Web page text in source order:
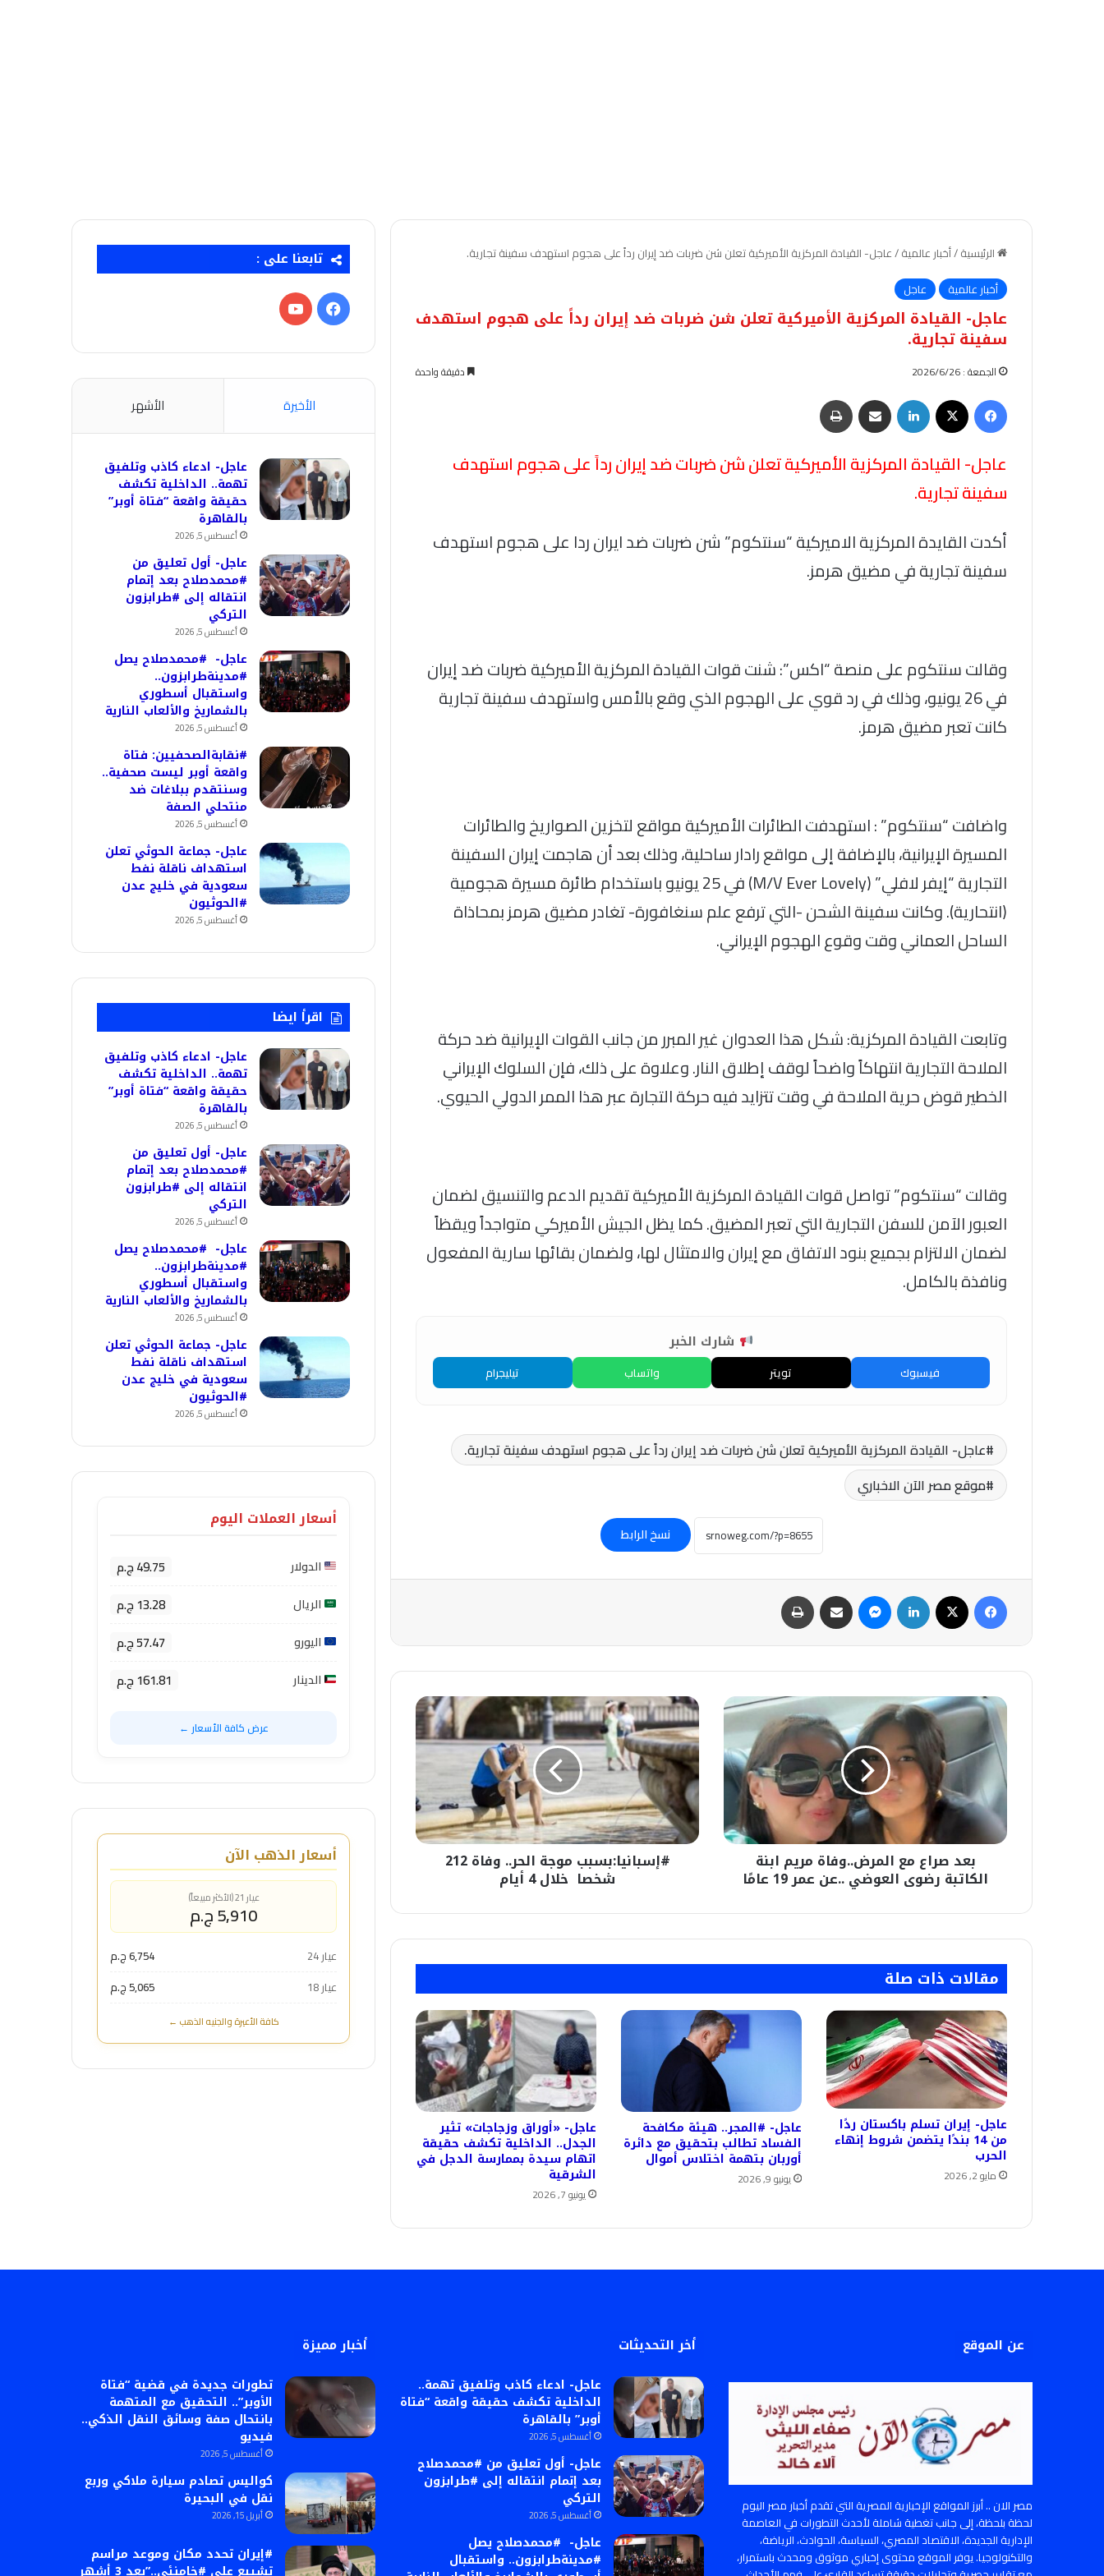
الرئيسية/أخبار عالمية/عاجل- القيادة المركزية الأميركية تعلن شن ضربات ضد إيران رداً على هجوم استهدف سفينة تجارية.
أخبار عالمية
عاجل
عاجل- القيادة المركزية الأميركية تعلن شن ضربات ضد إيران رداً على هجوم استهدف
سفينة تجارية.
الجمعة : 2026/6/26 دقيقة واحدة
فيسبوك لينكدإن مشاركة عبر البريد
عاجل- القيادة المركزية الأميركية تعلن شن ضربات ضد إيران رداً على هجوم استهدف
سفينة تجارية.
أكدت القايدة المركزية الاميركية “سنتكوم” شن ضربات ضد ايران ردا على هجوم استهدف
سفينة تجارية في مضيق هرمز.
وقالت سنتكوم على منصة “اكس”: شنت قوات القيادة المركزية الأميركية ضربات ضد إيران
في 26 يونيو، وذلك في رد قوي على الهجوم الذي وقع بالأمس واستهدف سفينة تجارية
كانت تعبر مضيق هرمز.
واضافت “سنتكوم” : استهدفت الطائرات الأميركية مواقع لتخزين الصواريخ والطائرات
المسيرة الإيرانية، بالإضافة إلى مواقع رادار ساحلية، وذلك بعد أن هاجمت إيران السفينة
التجارية “إيفر لافلي” (M/V Ever Lovely) في 25 يونيو باستخدام طائرة مسيرة هجومية
(انتحارية). وكانت سفينة الشحن -التي ترفع علم سنغافورة- تغادر مضيق هرمز بمحاذاة
الساحل العماني وقت وقوع الهجوم الإيراني.
وتابعت القيادة المركزية: شكل هذا العدوان غير المبرر من جانب القوات الإيرانية ضد حركة
الملاحة التجارية انتهاكاً واضحاً لوقف إطلاق النار. وعلاوة على ذلك، فإن السلوك الإيراني
الخطير قوض حرية الملاحة في وقت تتزايد فيه حركة التجارة عبر هذا الممر الدولي الحيوي.
وقالت “سنتكوم” تواصل قوات القيادة المركزية الأميركية تقديم الدعم والتنسيق لضمان
العبور الآمن للسفن التجارية التي تعبر المضيق. كما يظل الجيش الأميركي متواجداً ويقظاً
لضمان الالتزام بجميع بنود الاتفاق مع إيران والامتثال لها، ولضمان بقائها سارية المفعول
ونافذة بالكامل.
شارك الخبر
فيسبوك تويتر واتساب تيليجرام
عاجل- القيادة المركزية الأميركية تعلن شن ضربات ضد إيران رداً على هجوم استهدف سفينة تجارية.
موقع مصر الآن الاخباري
نسخ الرابط
فيسبوك لينكدإن ماسنجر مشاركة عبر البريد
بعد
صراع
مع
المرض..وفاة
مريم
ابنة
الكاتبة
رضوى
العوضي
عامًا
بعد صراع مع المرض..وفاة مريم ابنة
الكاتبة رضوى العوضي ..عن عمر 19 عامًا
#إسبانيا:بسبب
موجة
الحر..
وفاة
212
شخصا
خلال
4
أيام
#إسبانيا:بسبب موجة الحر.. وفاة 212
شخصا خلال 4 أيام
مقالات ذات صلة
عاجل- إيران تسلم باكستان ردًا
من 14 بندًا يتضمن شروط إنهاء
الحرب
مايو 2, 2026
عاجل- #المجر.. هيئة مكافحة
الفساد تطالب بتحقيق مع دائرة
أوربان بتهمة اختلاس أموال
يونيو 9, 2026
عاجل- «أوراق وزجاجات» تثير
الجدل.. الداخلية تكشف حقيقة
اتهام سيدة بممارسة الدجل في
الشرقية
يونيو 7, 2026
تابعنا على :
فيسبوك‫YouTube
الأخيرة الأشهر
عاجل- ادعاء كاذب وتلفيق
تهمة.. الداخلية تكشف
حقيقة واقعة “فتاة أوبر”
بالقاهرة
أغسطس 5, 2026
عاجل- أول تعليق من
#محمدصلاح بعد إتمام
انتقاله إلى #طرابزون
التركي
أغسطس 5, 2026
عاجل- #محمدصلاح يصل
#مدينةطرابزون..
واستقبال أسطوري
بالشماريخ والألعاب النارية
أغسطس 5, 2026
#نقابةالصحفيين: فتاة
واقعة أوبر ليست صحفية..
وسنتقدم ببلاغات ضد
منتحلي الصفة
أغسطس 5, 2026
عاجل- جماعة الحوثي تعلن
استهداف ناقلة نفط
سعودية في خليج عدن
#الحوثيون
أغسطس 5, 2026
اقرأ ايضا
عاجل- ادعاء كاذب وتلفيق
تهمة.. الداخلية تكشف
حقيقة واقعة “فتاة أوبر”
بالقاهرة
أغسطس 5, 2026
عاجل- أول تعليق من
#محمدصلاح بعد إتمام
انتقاله إلى #طرابزون
التركي
أغسطس 5, 2026
عاجل- #محمدصلاح يصل
#مدينةطرابزون..
واستقبال أسطوري
بالشماريخ والألعاب النارية
أغسطس 5, 2026
عاجل- جماعة الحوثي تعلن
استهداف ناقلة نفط
سعودية في خليج عدن
#الحوثيون
أغسطس 5, 2026
أسعار العملات اليوم
الدولار 49.75 ج.م
الريال 13.28 ج.م
اليورو 57.47 ج.م
الدينار 161.81 ج.م
عرض كافة الأسعار ←
أسعار الذهب الآن
عيار 21 (الأكثر مبيعاً)
5,910 ج.م
عيار 24
6,754 ج.م
عيار 18
5,065 ج.م
كافة الأعيرة والجنيه الذهب ←
عن الموقع
مصر الان .. أبرز المواقع الإخبارية المصرية التي تقدم أخبار مصر اليوم
لحظة بلحظة، إلى جانب تغطية شاملة لأحدث التطورات في العاصمة
الإدارية الجديدة، الاقتصاد المصري، السياسة، الحوادث، الرياضة،
والتكنولوجيا. يوفر الموقع محتوى إخباري موثوق ومحدث باستمرار،
أخر التحديثات
عاجل- ادعاء كاذب وتلفيق تهمة..
الداخلية تكشف حقيقة واقعة “فتاة
أوبر” بالقاهرة
أغسطس 5, 2026
عاجل- أول تعليق من #محمدصلاح
بعد إتمام انتقاله إلى #طرابزون
التركي
أغسطس 5, 2026
عاجل- #محمدصلاح يصل
#مدينةطرابزون.. واستقبال
أخبار مميزة
تطورات جديدة في قضية “فتاة
الأوبر”.. التحقيق مع المتهمة
بانتحال صفة وسائق النقل الذكي..
فيديو
أغسطس 5, 2026
كواليس تصادم سيارة ملاكي وربع
نقل في البحيرة
أبريل 15, 2026
#إيران تحدد مكان وموعد مراسم
تشييع علي #خامنئي..”بعد 3 أشهر